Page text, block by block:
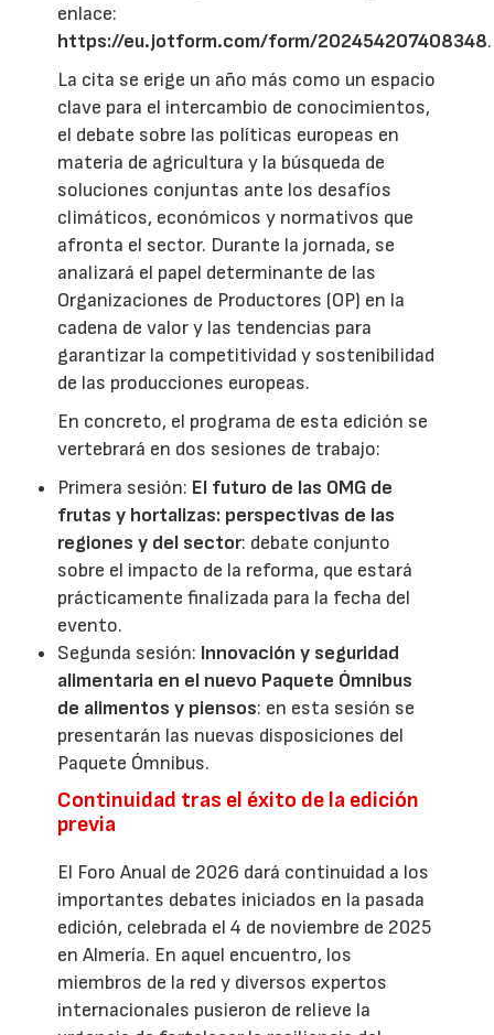
enlace:
https://eu.jotform.com/form/202454207408348.
La cita se erige un año más como un espacio
clave para el intercambio de conocimientos,
el debate sobre las políticas europeas en
materia de agricultura y la búsqueda de
soluciones conjuntas ante los desafíos
climáticos, económicos y normativos que
afronta el sector. Durante la jornada, se
analizará el papel determinante de las
Organizaciones de Productores (OP) en la
cadena de valor y las tendencias para
garantizar la competitividad y sostenibilidad
de las producciones europeas.
En concreto, el programa de esta edición se
vertebrará en dos sesiones de trabajo:
Primera sesión: El futuro de las OMG de
frutas y hortalizas: perspectivas de las
regiones y del sector: debate conjunto
sobre el impacto de la reforma, que estará
prácticamente finalizada para la fecha del
evento.
Segunda sesión: Innovación y seguridad
alimentaria en el nuevo Paquete Ómnibus
de alimentos y piensos: en esta sesión se
presentarán las nuevas disposiciones del
Paquete Ómnibus.
Continuidad tras el éxito de la edición
previa
El Foro Anual de 2026 dará continuidad a los
importantes debates iniciados en la pasada
edición, celebrada el 4 de noviembre de 2025
en Almería. En aquel encuentro, los
miembros de la red y diversos expertos
internacionales pusieron de relieve la